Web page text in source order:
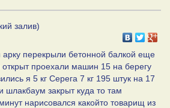
залив)
арку перекрыли бетонной балкой еще
проехали машин 15 на берегу
я 5 кг Серега 7 кг 195 штук на 17
шлакбаум закрыт куда то там
нарисовался какойто товарищ из